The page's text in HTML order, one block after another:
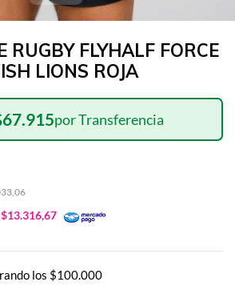
RUGBY FLYHALF FORCE
LIONS ROJA
$13.316,67
los $100.000